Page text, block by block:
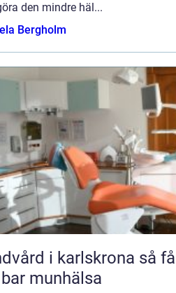
den mindre häl...
Bergholm
i karlskrona så får du en trygg och
munhälsa